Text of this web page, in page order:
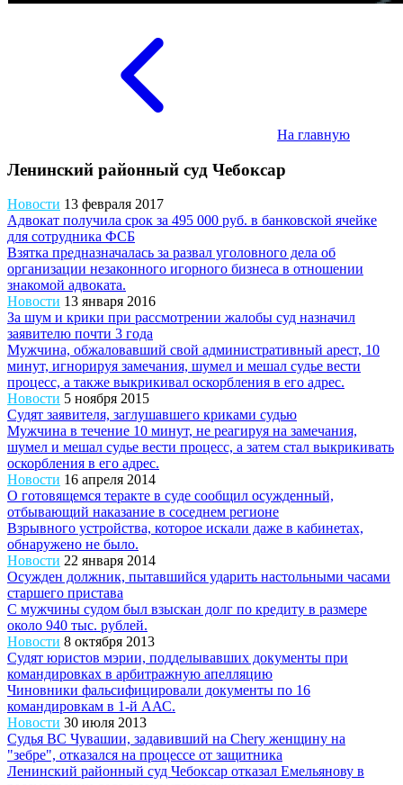
На главную
Ленинский районный суд Чебоксар
Новости 13 февраля 2017
Адвокат получила срок за 495 000 руб. в банковской ячейке
для сотрудника ФСБ
Взятка предназначалась за развал уголовного дела об
организации незаконного игорного бизнеса в отношении
знакомой адвоката.
Новости 13 января 2016
За шум и крики при рассмотрении жалобы суд назначил
заявителю почти 3 года
Мужчина, обжаловавший свой административный арест, 10
минут, игнорируя замечания, шумел и мешал судье вести
процесс, а также выкрикивал оскорбления в его адрес.
Новости 5 ноября 2015
Судят заявителя, заглушавшего криками судью
Мужчина в течение 10 минут, не реагируя на замечания,
шумел и мешал судье вести процесс, а затем стал выкрикивать
оскорбления в его адрес.
Новости 16 апреля 2014
О готовящемся теракте в суде сообщил осужденный,
отбывающий наказание в соседнем регионе
Взрывного устройства, которое искали даже в кабинетах,
обнаружено не было.
Новости 22 января 2014
Осужден должник, пытавшийся ударить настольными часами
старшего пристава
С мужчины судом был взыскан долг по кредиту в размере
около 940 тыс. рублей.
Новости 8 октября 2013
Судят юристов мэрии, подделывавших документы при
командировках в арбитражную апелляцию
Чиновники фальсифицировали документы по 16
командировкам в 1-й ААС.
Новости 30 июля 2013
Судья ВС Чувашии, задавивший на Chery женщину на
"зебре", отказался на процессе от защитника
Ленинский районный суд Чебоксар отказал Емельянову в